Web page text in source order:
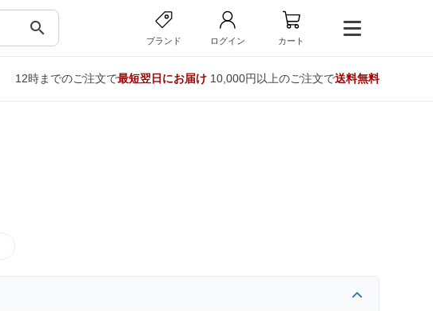
search
ブランド ログイン カート
12時までのご注文で最短翌日にお届け10,000円以上のご注文で送料無料